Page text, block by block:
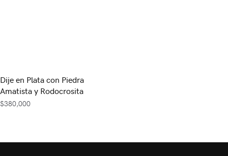
Dije en Plata con Piedra
Amatista y Rodocrosita
$380,000